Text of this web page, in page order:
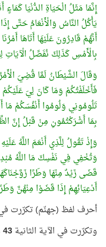
إِنَّمَا مَثَلُ الْحَيَاةِ الدُّنْيَا
يَأْكُلُ النَّاسُ وَالْأَنْعَامُ حَتَّى
أَنَّهُمْ قَادِرُونَ عَلَيْهَا أَتَاهَا
بِالْأَمْسِ كَذَلِكَ نُفَصِّلُ الْآيَاتِ
وَقَالَ الشَّيْطَانُ لَمَّا قُضِيَ
فَأَخْلَفْتُكُمْ وَمَا كَانَ لِيَ
تَلُومُونِي وَلُومُوا أَنْفُسَكُمْ
بِمَا أَشْرَكْتُمُونِ مِنْ قَبْلُ إِنَّ
وَإِذْ تَقُولُ لِلَّذِي أَنْعَمَ اللَّهُ
وَتُخْفِي فِي نَفْسِكَ مَا اللَّهُ
قَضَى زَيْدٌ مِنْهَا وَطَرًا
أَدْعِيَائِهِمْ إِذَا قَضَوْا مِنْهُنَّ
أحرف لفظ (جهنّم) تكرّرت في
وتكرّرت في الآية الثانية43